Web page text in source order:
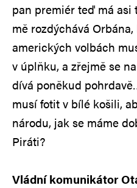
pan premiér teď má asi
mě rozdýchává
amerických volbách
v úplňku, a zřejmě se
dívá poněkud
musí fotit v bílé košili,
národu, jak se máme
Piráti?
Vládní komunikátor